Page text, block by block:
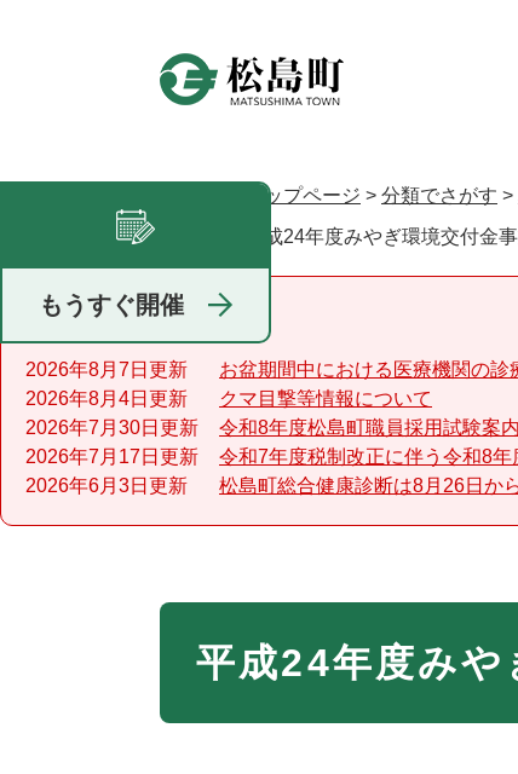
で
トップページ > 分類でさがす >
平成24年度みやぎ環境交付金
重要なお知らせ
2026年8月7日更新
お盆期間中における医療機関の診
2026年8月4日更新
クマ目撃等情報について
2026年7月30日更新
令和8年度松島町職員採用試験案内
2026年7月17日更新
令和7年度税制改正に伴う令和8
2026年6月3日更新
松島町総合健康診断は8月26日か
平成24年度みや
もうすぐ開催